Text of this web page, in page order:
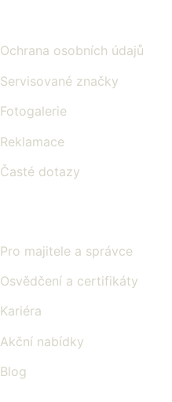
Ochrana osobních údajů
Servisované značky
Fotogalerie
Reklamace
Časté dotazy
Pro majitele a správce
Osvědčení a certifikáty
Kariéra
Akční nabídky
Blog